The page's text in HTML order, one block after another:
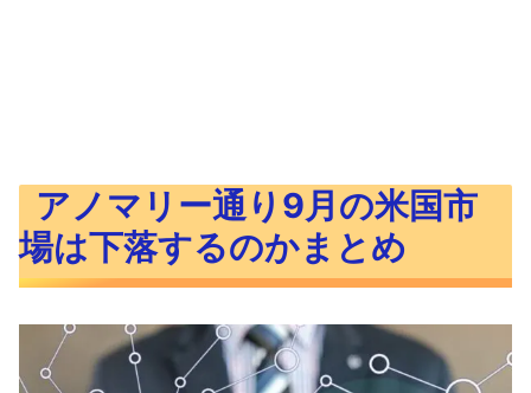
アノマリー通り9月の米国市
場は下落するのかまとめ